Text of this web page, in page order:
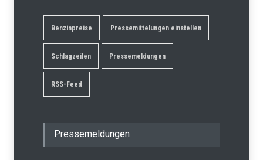
Benzinpreise Pressemittelungen einstellen
Schlagzeilen Pressemeldungen
RSS-Feed
Pressemeldungen